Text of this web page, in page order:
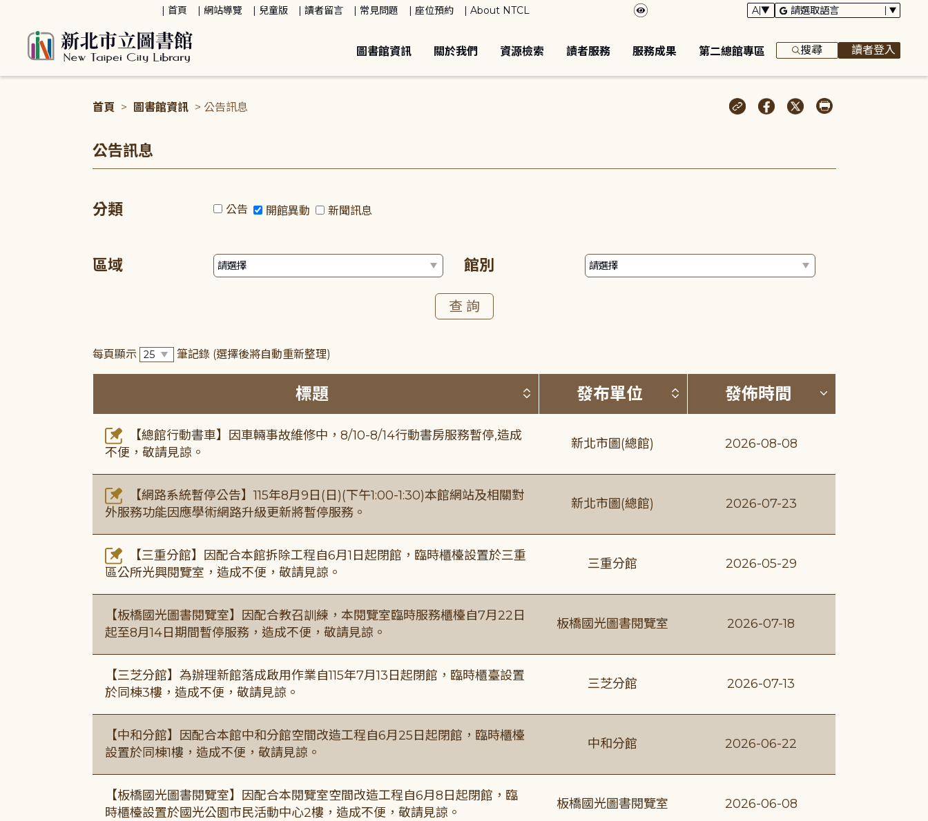
首頁 網站導覽 兒童版 讀者留言 常見問題 座位預約 About NTCL
圖書館資訊 關於我們 資源檢索 讀者服務 服務成果 第二總館專區 搜尋 讀者登入
首頁 > 圖書館資訊 > 公告訊息
公告訊息
分類 公告 開館異動 新聞訊息
區域 館別
每頁顯示 筆記錄 (選擇後將自動重新整理)
標題 按標題排序 (升降冪)
發布單位 按發布單位排序 (升降冪)
發佈時間 按發佈時間
【總館行動書車】因車輛事故維修中，8/10-8/14行動書房服務暫停,造成
不便，敬請見諒。
新北市圖(總館) 2026-08-08
【網路系統暫停公告】115年8月9日(日)(下午1:00-1:30)本館網站及相關對
外服務功能因應學術網路升級更新將暫停服務。
新北市圖(總館) 2026-07-23
【三重分館】因配合本館拆除工程自6月1日起閉館，臨時櫃檯設置於三重
區公所光興閱覽室，造成不便，敬請見諒。
三重分館 2026-05-29
【板橋國光圖書閱覽室】因配合教召訓練，本閱覽室臨時服務櫃檯自7月22日
起至8月14日期間暫停服務，造成不便，敬請見諒。
板橋國光圖書閱覽室 2026-07-18
【三芝分館】為辦理新館落成啟用作業自115年7月13日起閉館，臨時櫃臺設置
於同棟3樓，造成不便，敬請見諒。
三芝分館 2026-07-13
【中和分館】因配合本館中和分館空間改造工程自6月25日起閉館，臨時櫃檯
設置於同棟1樓，造成不便，敬請見諒。
中和分館 2026-06-22
【板橋國光圖書閱覽室】因配合本閱覽室空間改造工程自6月8日起閉館，臨
時櫃檯設置於國光公園市民活動中心2樓，造成不便，敬請見諒。
板橋國光圖書閱覽室 2026-06-08